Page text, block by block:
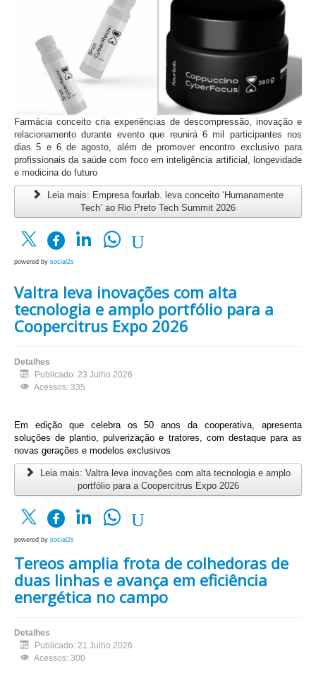
Farmácia conceito cria experiências de descompressão, inovação e
relacionamento durante evento que reunirá 6 mil participantes nos
dias 5 e 6 de agosto, além de promover encontro exclusivo para
profissionais da saúde com foco em inteligência artificial, longevidade
e medicina do futuro
Leia mais: Empresa fourlab. leva conceito ‘Humanamente
Tech’ ao Rio Preto Tech Summit 2026
powered by social2s
Valtra leva inovações com alta
tecnologia e amplo portfólio para a
Coopercitrus Expo 2026
Detalhes
Publicado: 23 Julho 2026
Acessos: 335
Em edição que celebra os 50 anos da cooperativa, apresenta
soluções de plantio, pulverização e tratores, com destaque para as
novas gerações e modelos exclusivos
Leia mais: Valtra leva inovações com alta tecnologia e amplo
portfólio para a Coopercitrus Expo 2026
powered by social2s
Tereos amplia frota de colhedoras de
duas linhas e avança em eficiência
energética no campo
Detalhes
Publicado: 21 Julho 2026
Acessos: 300